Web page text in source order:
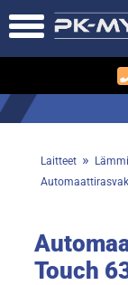
Laitteet »
Touch